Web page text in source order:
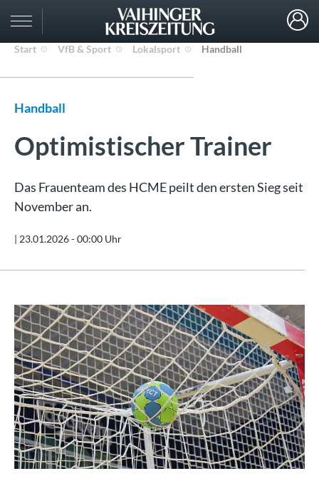
Start VfB & Sport Lokalsport Handball
Handball
Optimistischer Trainer
Das Frauenteam des HCME peilt den ersten Sieg seit
November an.
| 23.01.2026 - 00:00 Uhr